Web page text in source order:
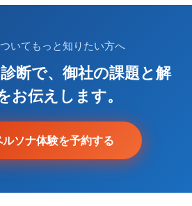
いてもっと知りたい方へ
断で、御社の課題と解
お伝えします。
ソナ体験を予約する